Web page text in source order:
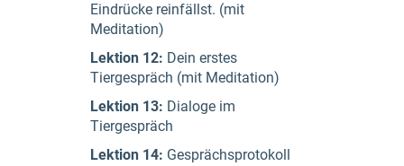
Eindrücke reinfällst. (mit
Meditation)
Lektion 12: Dein erstes
Tiergespräch (mit Meditation)
Lektion 13: Dialoge im
Tiergespräch
Lektion 14: Gesprächsprotokoll